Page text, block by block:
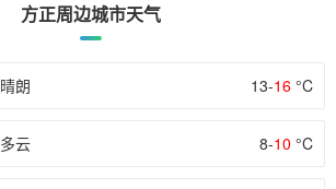
方正周边城市天气
晴朗 13-16 °C
多云 8-10 °C